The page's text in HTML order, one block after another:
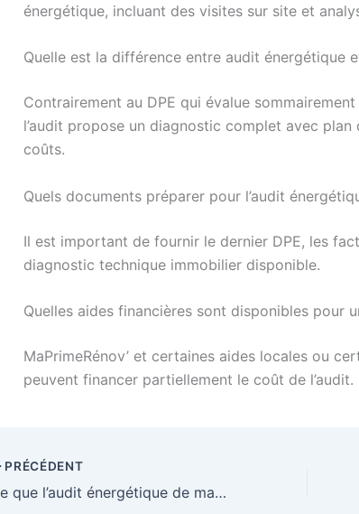
énergétique, incluant des visites sur site et
Quelle est la différence entre audit énergétique
Contrairement au DPE qui évalue
l’audit propose un diagnostic complet avec
coûts.
Quels documents préparer pour l’audit
Il est important de fournir le dernier DPE, les
diagnostic technique immobilier disponible.
Quelles aides financières sont disponibles pour
MaPrimeRénov’ et certaines aides locales ou
peuvent financer partiellement le coût de l’audit.
PRÉCÉDENT
Ce que l’audit énergétique de ma maison m’a appris sur mes consommations